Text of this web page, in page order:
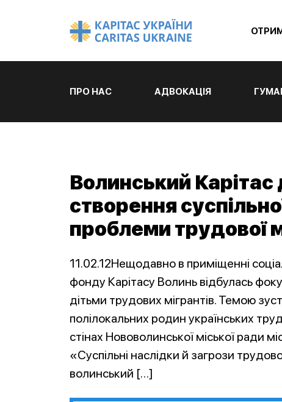
ПРО НАС АДВОКАЦІЯ
Волинський
створення
проблеми трудової
11.02.12Нещодавно в приміщенні
фонду Карітасу Волинь відбулась
дітьми трудових мігрантів. Темою
полілокальних родин українських
стінах Нововолинської міської ради
«Суспільні наслідки й загрози
волинський […]